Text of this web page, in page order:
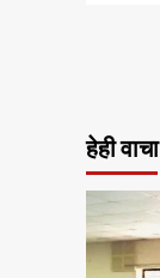
हेही वाचा